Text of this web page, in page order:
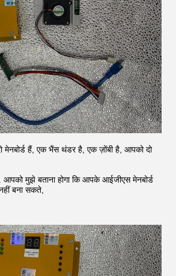
मेनबोर्ड हैं, एक भैंस थंडर है, एक ज़ोंबी है, आपको दो
मुझे बताना होगा कि आपके आईजीएस मेनबोर्ड
बना सकते,